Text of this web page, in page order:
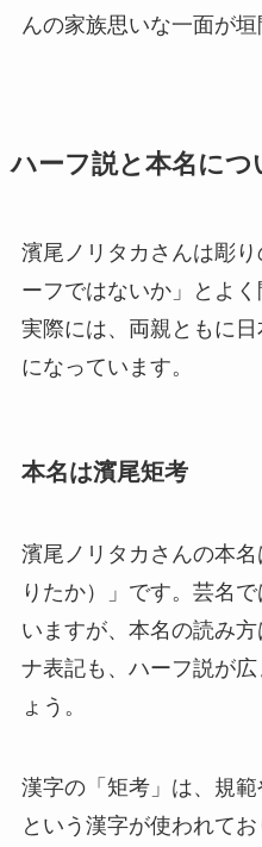
んの家族思いな一面が垣
ハーフ説と本名につ
濱尾ノリタカさんは彫
ーフではないか」とよ
実際には、両親ともに
になっています。
本名は濱尾矩考
濱尾ノリタカさんの本
りたか）」です。芸名
いますが、本名の読み
ナ表記も、ハーフ説が
ょう。
漢字の「矩考」は、規範
という漢字が使われて